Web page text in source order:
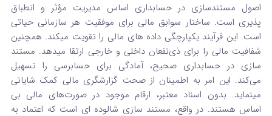
اصول مستندسازی در حسابداری اساس مدیریت مؤثر و انطباق‌
پذیری است. ساختار سوابق مالی برای موفقیت هر سازمانی حیاتی
است. این فرآیند یکپارچگی داده‌ های مالی را تقویت میکند. همچنین
شفافیت مالی را برای ذی‌نفعان داخلی و خارجی ارتقا میدهد. مستند
سازی در حسابداری صحیح، آمادگی برای حسابرسی را تسهیل
می‌کند. این امر به اطمینان از صحت گزارشگری مالی کمک شایانی
مینماید. بدون اسناد معتبر، ارقام موجود در صورت‌های مالی بی‌
اساس هستند. در واقع، مستند سازی شالوده‌ ای است که اعتماد به